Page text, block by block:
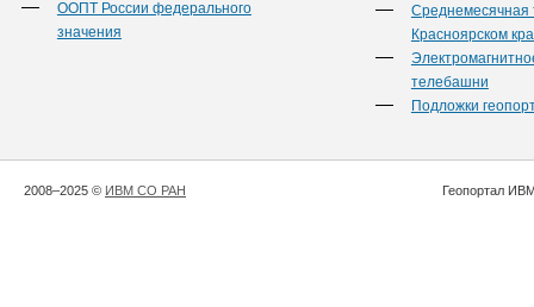
ООПТ России федерального
значения
Среднемесячная
Красноярском
телебашни
Подложки
2008–2025 © ИВМ СО РАН Геопортал